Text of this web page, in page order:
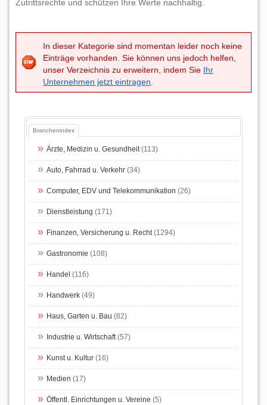
Zutrittsrechte und schützen Ihre Werte nachhaltig.
In dieser Kategorie sind momentan leider noch keine
Einträge vorhanden. Sie können uns jedoch helfen,
unser Verzeichnis zu erweitern, indem Sie Ihr
Unternehmen jetzt eintragen
Branchenindex
Ärzte, Medizin u. Gesundheit(113)
Auto, Fahrrad u. Verkehr (34)
Computer, EDV und Telekommunikation (26)
Dienstleistung (171)
Finanzen, Versicherung u. Recht(1294)
Gastronomie (108)
Handel (116)
Handwerk (49)
Haus, Garten u. Bau (82)
Industrie u. Wirtschaft(57)
Kunst u. Kultur (16)
Medien (17)
Öffentl. Einrichtungen u. Vereine (5)